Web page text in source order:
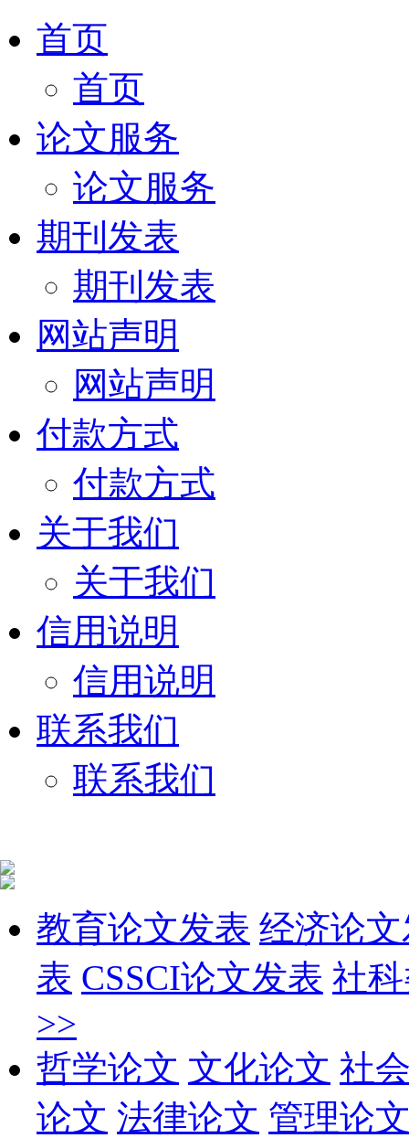
首页
首页
论文服务
论文服务
期刊发表
期刊发表
网站声明
网站声明
付款方式
付款方式
关于我们
关于我们
信用说明
信用说明
联系我们
联系我们
教育论文发表 经济论
表 CSSCI论文发表 社
>>
哲学论文 文化论文 社
论文 法律论文 管理论